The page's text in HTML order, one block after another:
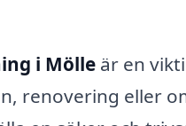
i Mölle är en
renovering eller